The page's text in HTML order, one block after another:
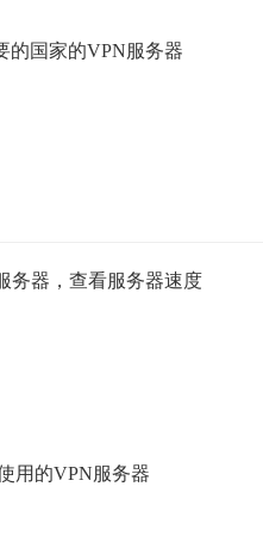
的国家的VPN服务器
务器，查看服务器速度
用的VPN服务器